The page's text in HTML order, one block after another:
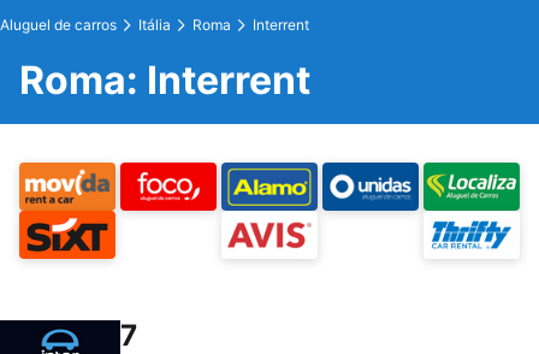
Aluguel de carros Itália Roma Interrent
Roma: Interrent
7